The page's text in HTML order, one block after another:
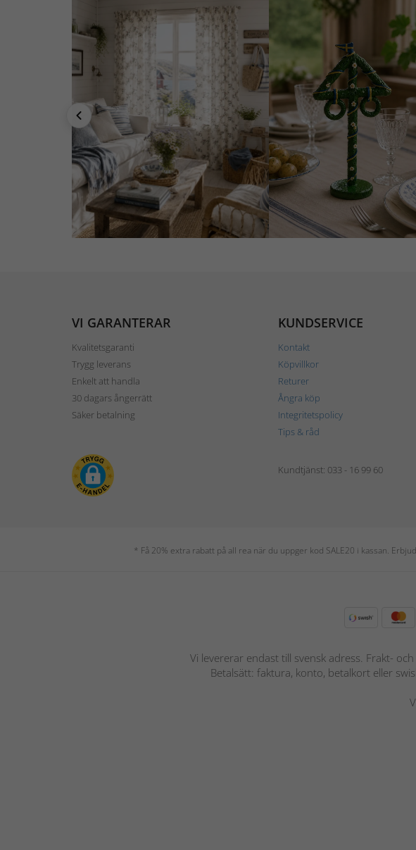
VI GARANTERAR
Kvalitetsgaranti
Trygg leverans
Enkelt att handla
30 dagars ångerrätt
Säker betalning
KUNDSERVICE
Kontakt
Köpvillkor
Returer
Ångra köp
Integritetspolicy
Tips & råd
Kundtjänst: 033 - 16 99 60
* Få 20% extra rabatt på all rea när du uppger kod SALE20 i kassan.
Vi levererar endast till svensk adress. Frakt-
Betalsätt: faktura, konto, betalkort eller